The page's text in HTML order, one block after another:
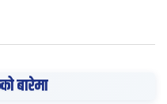
बारेमा